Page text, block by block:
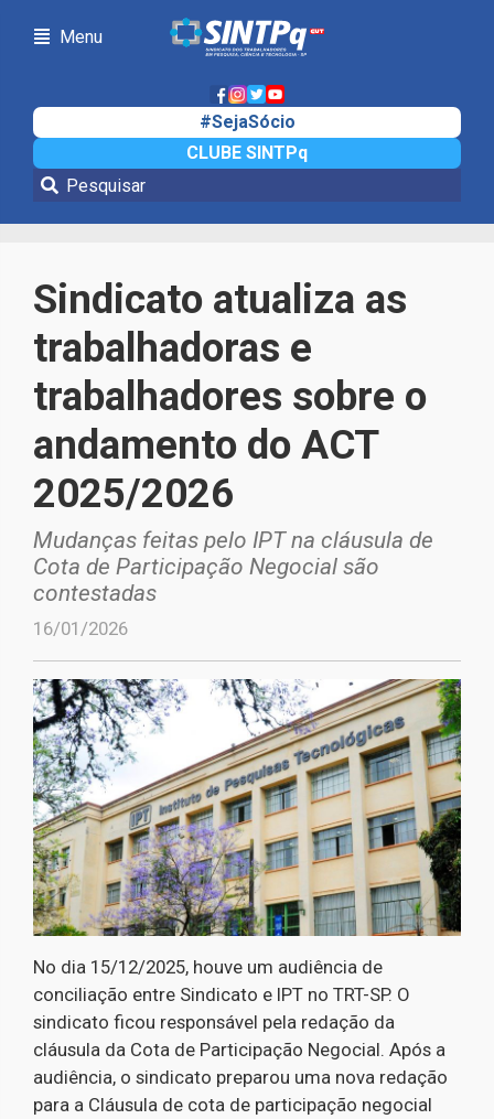
Menu
#SejaSócio
CLUBE SINTPq
Notícias
Sindicato atualiza as
trabalhadoras e
trabalhadores sobre o
andamento do ACT
2025/2026
Mudanças feitas pelo IPT na cláusula de
Cota de Participação Negocial são
contestadas
16/01/2026
No dia 15/12/2025, houve um audiência de
conciliação entre Sindicato e IPT no TRT-SP. O
sindicato ficou responsável pela redação da
cláusula da Cota de Participação Negocial. Após a
audiência, o sindicato preparou uma nova redação
para a Cláusula de cota de participação negocial